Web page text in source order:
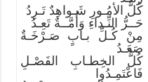
كُلُّ الأمُـورِ شَـواهِدٌ تَـرِدُ
حَــرُّ النِّـداءِ وَأُمَّــةٌ تَعِـدُ
مِنْ كُـلِّ بـابٍ صَـرْخَـةٌ
صَعَـدُ
كُلُّ الخِطـابِ الفَصْـلِ
فَاعْتَمِـدُوا